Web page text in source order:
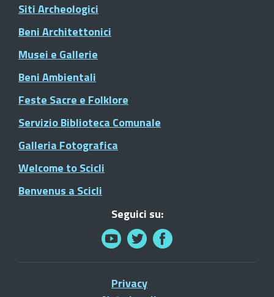
Siti Archeologici
Beni Architettonici
Musei e Gallerie
Beni Ambientali
Feste Sacre e Folklore
Servizio Biblioteca Comunale
Galleria Fotografica
Welcome to Scicli
Benvenus a Scicli
Seguici su:
Privacy